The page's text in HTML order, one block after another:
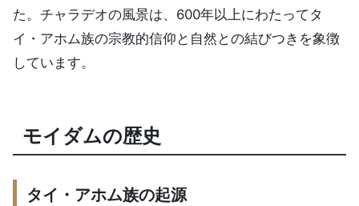
た。チャラデオの風景は、600年以上にわたってタ
イ・アホム族の宗教的信仰と自然との結びつきを象徴
しています。
モイダムの歴史
タイ・アホム族の起源